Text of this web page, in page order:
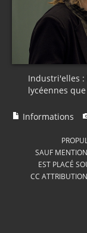
Industri'elles
lycéennes
Informations
SAUF
EST PLACÉ
CC